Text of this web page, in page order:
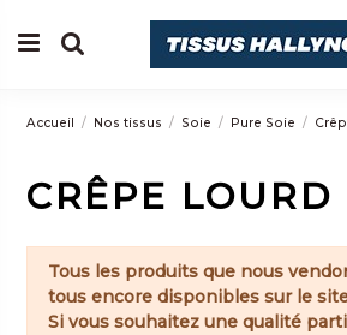
Accueil Nos tissus Soie Pure Soie
CRÊPE LOURD
Tous les produits que nous
tous encore disponibles sur le
Si vous souhaitez une qualité